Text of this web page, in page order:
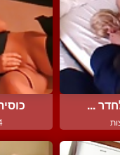
...